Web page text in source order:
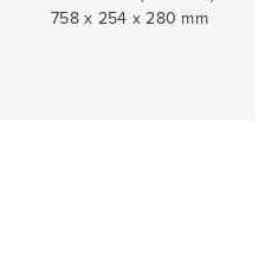
758 x 254 x 280 mm